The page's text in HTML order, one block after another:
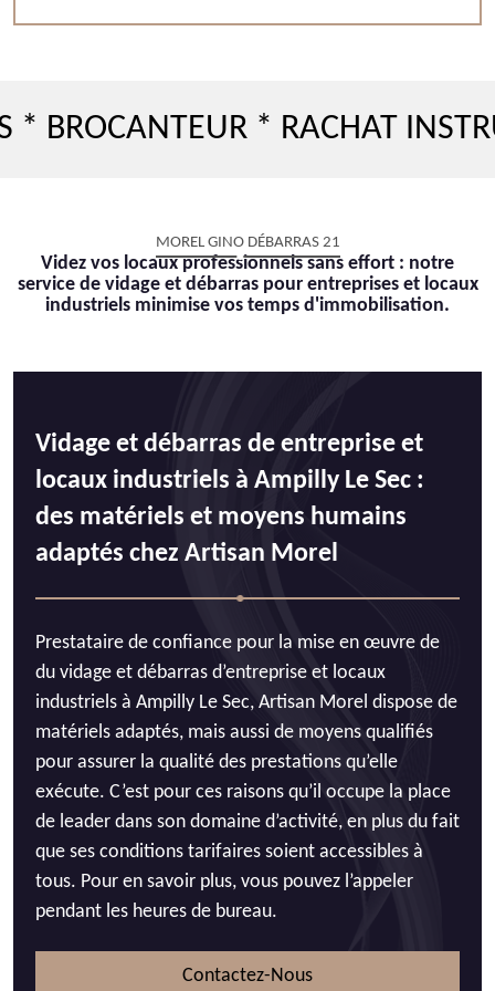
* RACHAT
MOREL GINO DÉBARRAS 21
Videz vos locaux professionnels sans effort : notre
service de vidage et débarras pour entreprises et locaux
industriels minimise vos temps d'immobilisation.
Vidage et débarras de entreprise et
locaux industriels à Ampilly Le Sec :
des matériels et moyens humains
adaptés chez Artisan Morel
Prestataire de confiance pour la mise en œuvre de
du vidage et débarras d’entreprise et locaux
industriels à Ampilly Le Sec, Artisan Morel dispose de
matériels adaptés, mais aussi de moyens qualifiés
pour assurer la qualité des prestations qu’elle
exécute. C’est pour ces raisons qu’il occupe la place
de leader dans son domaine d’activité, en plus du fait
que ses conditions tarifaires soient accessibles à
tous. Pour en savoir plus, vous pouvez l’appeler
pendant les heures de bureau.
Contactez-Nous